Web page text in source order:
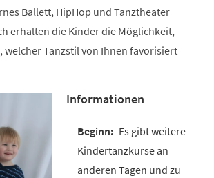
Ballett, HipHop und Tanztheater
erhalten die Kinder die Möglichkeit,
welcher Tanzstil von Ihnen favorisiert
Informationen
Es gibt weitere
Kindertanzkurse an
anderen Tagen und zu